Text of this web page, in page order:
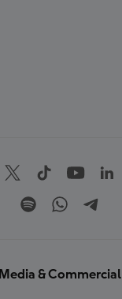
Media & Commercial